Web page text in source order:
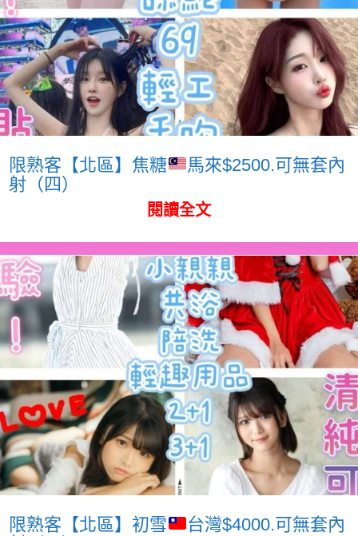
限熟客【北區】焦糖
馬來$2500.可無套內
射（四）
閱讀全文
限熟客【北區】初雪
台灣$4000.可無套內